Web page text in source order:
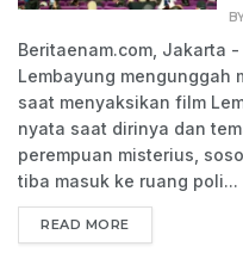
Beritaenam.com, Jakarta
Lembayung mengunggah
saat menyaksikan film
nyata saat dirinya dan
perempuan misterius,
tiba masuk ke ruang poli...
READ MORE